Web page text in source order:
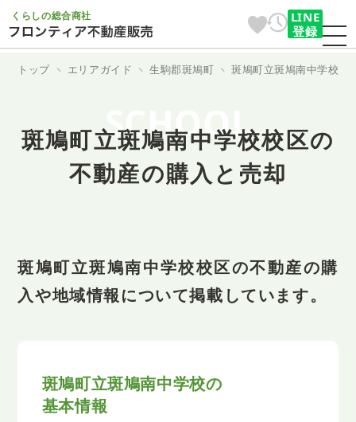
くらしの総合商社
LINE
登録
トップ エリアガイド 生駒郡斑鳩町 斑鳩町立斑鳩南中学校
SCHOOL
斑鳩町立斑鳩南中学校校区の
不動産の購入と売却
斑鳩町立斑鳩南中学校校区の不動産の購
入や地域情報について掲載しています。
斑鳩町立斑鳩南中学校の
基本情報